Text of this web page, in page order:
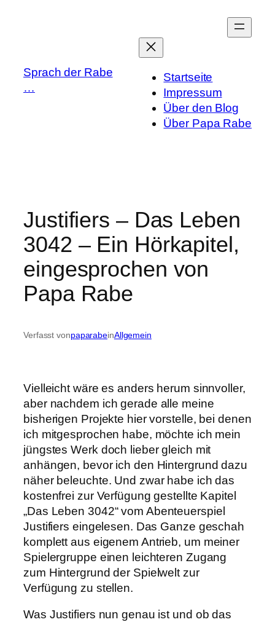
Sprach der Rabe
…
Startseite
Impressum
Über den Blog
Über Papa Rabe
Justifiers – Das Leben
3042 – Ein Hörkapitel,
eingesprochen von
Papa Rabe
Verfasst vonpaparabeinAllgemein
Vielleicht wäre es anders herum sinnvoller,
aber nachdem ich gerade alle meine
bisherigen Projekte hier vorstelle, bei denen
ich mitgesprochen habe, möchte ich mein
jüngstes Werk doch lieber gleich mit
anhängen, bevor ich den Hintergrund dazu
näher beleuchte. Und zwar habe ich das
kostenfrei zur Verfügung gestellte Kapitel
„Das Leben 3042“ vom Abenteuerspiel
Justifiers eingelesen. Das Ganze geschah
komplett aus eigenem Antrieb, um meiner
Spielergruppe einen leichteren Zugang
zum Hintergrund der Spielwelt zur
Verfügung zu stellen.
Was Justifiers nun genau ist und ob das